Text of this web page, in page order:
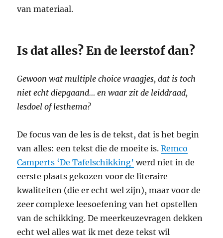
van materiaal.
Is dat alles? En de leerstof dan?
Gewoon wat multiple choice vraagjes, dat is toch
niet echt diepgaand… en waar zit de leiddraad,
lesdoel of lesthema?
De focus van de les is de tekst, dat is het begin
van alles: een tekst die de moeite is.Remco
Camperts ‘De Tafelschikking’ werd niet in de
eerste plaats gekozen voor de literaire
kwaliteiten (die er echt wel zijn), maar voor de
zeer complexe leesoefening van het opstellen
van de schikking. De meerkeuzevragen dekken
echt wel alles wat ik met deze tekst wil